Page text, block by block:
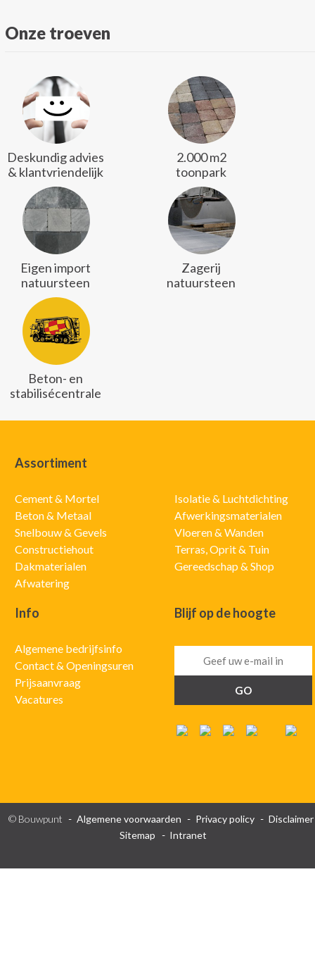
Onze troeven
Deskundig advies
& klantvriendelijk
2.000 m2
toonpark
Eigen import
natuursteen
Zagerij
natuursteen
Beton- en
stabilisécentrale
Assortiment
Cement & Mortel
Beton & Metaal
Snelbouw & Gevels
Constructiehout
Dakmaterialen
Afwatering
Isolatie & Luchtdichting
Afwerkingsmaterialen
Vloeren & Wanden
Terras, Oprit & Tuin
Gereedschap & Shop
Info
Algemene bedrijfsinfo
Contact & Openingsuren
Prijsaanvraag
Vacatures
Blijf op de hoogte
© Bouwpunt Algemene voorwaarden Privacy policy
Disclaimer
Sitemap
Intranet